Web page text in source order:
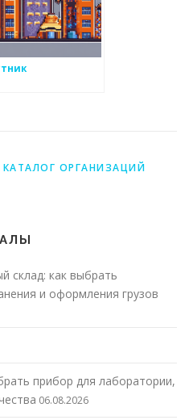
КАТАЛОГ ОРГАНИЗАЦИЙ
склад: как выбрать
и оформления грузов
прибор для лаборатории,
06.08.2026